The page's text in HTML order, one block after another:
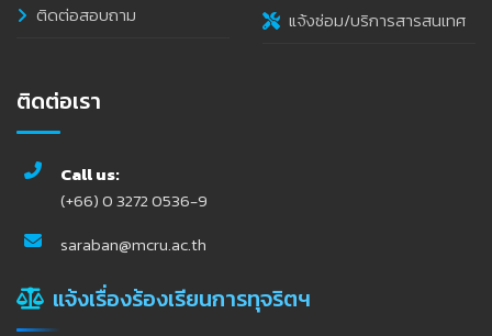
ติดต่อสอบถาม
แจ้งซ่อม/บริการสารสนเทศ
ติดต่อเรา
Call us:
(+66) 0 3272 0536-9
saraban@mcru.ac.th
แจ้งเรื่องร้องเรียนการทุจริตฯ